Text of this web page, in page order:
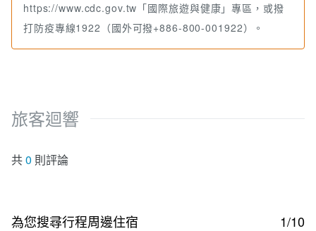
https://www.cdc.gov.tw「國際旅遊與健康」專區，或撥
打防疫專線1922（國外可撥+886-800-001922）。
旅客迴響
共0 則評論
為您搜尋行程周邊住宿 1/10